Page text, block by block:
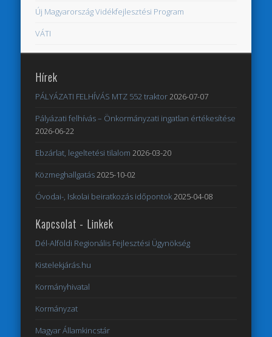
Új Magyarország Vidékfejlesztési Program
VÁTI
Hírek
PÁLYÁZATI FELHÍVÁS MTZ 552 traktor2026-07-07
Pályázati felhívás – Önkormányzati ingatlan értékesítése
2026-06-22
Ebzárlat, legeltetési tilalom 2026-03-20
Közmeghallgatás2025-10-02
Óvodai-, Iskolai beiratkozás időpontok2025-04-08
Kapcsolat - Linkek
Dél-Alföldi Regionális Fejlesztési Ügynökség
Kistelekjárás.hu
Kormányhivatal
Kormányzat
Magyar Államkincstár